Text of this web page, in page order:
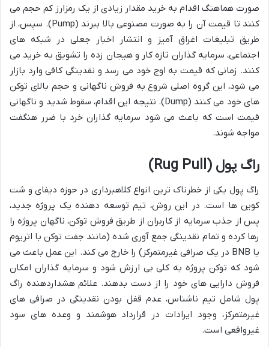
صورت هماهنگ اقدام به خرید مقدار زیادی از یک رمزارز کم حجم می
کنند تا قیمت آن را به صورت مصنوعی بالا ببرند (Pump). سپس، از
طریق تبلیغات اغراق آمیز و انتشار اخبار جعلی در شبکه های
اجتماعی، سرمایه گذاران تازه کار و هیجان زده را تشویق به خرید می
کنند. زمانی که قیمت به اوج خود می رسد و نقدینگی کافی وارد بازار
می شود، این گروه اصلی شروع به فروش ناگهانی و حجم بالای توکن
های خود می کنند (Dump). نتیجه این اقدام، سقوط شدید و ناگهانی
قیمت است که باعث می شود سرمایه گذاران خرد با ضرر هنگفت
مواجه شوند.
راگ پول (Rug Pull)
راگ پول یکی از خطرناک ترین انواع کلاهبرداری در حوزه دیفای و شت
کوین ها است. در این روش، تیم توسعه دهنده یک پروژه جدید،
پس از جذب سرمایه از کاربران از طریق فروش توکن، ناگهان پروژه را
رها کرده و تمام نقدینگی جمع آوری شده (مانند جفت توکن با اتریوم
یا BNB در یک صرافی غیرمتمرکز) را خارج می کند. این عمل باعث می
شود که توکن پروژه به کلی بی ارزش شود و سرمایه گذاران امکان
فروش دارایی های خود را از دست بدهند. علائم هشداردهنده راگ
پول شامل تیم ناشناس، عدم قفل بودن نقدینگی در صرافی های
غیرمتمرکز، وجود ایرادات در قرارداد هوشمند و وعده های سود
غیرواقعی است.